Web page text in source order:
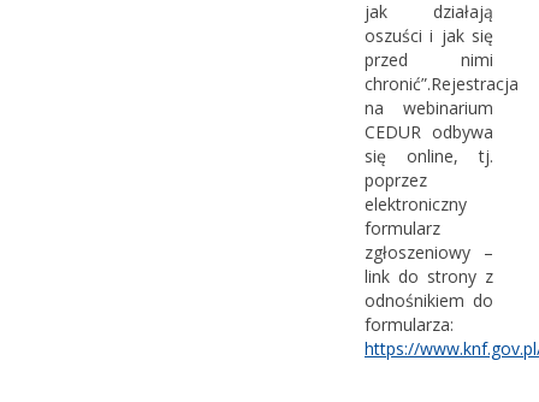
jak działają
oszuści i jak się
przed nimi
chronić”.Rejestracja
na webinarium
CEDUR odbywa
się online, tj.
poprzez
elektroniczny
formularz
zgłoszeniowy –
link do strony z
odnośnikiem do
formularza:
https://